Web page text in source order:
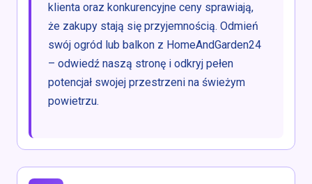
klienta oraz konkurencyjne ceny sprawiają,
że zakupy stają się przyjemnością. Odmień
swój ogród lub balkon z HomeAndGarden24
– odwiedź naszą stronę i odkryj pełen
potencjał swojej przestrzeni na świeżym
powietrzu.